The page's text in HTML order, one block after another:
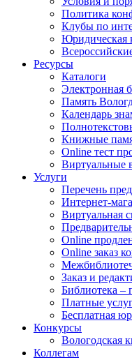
Политика
Клубы по
Юридическая
Ресурсы
Каталоги
Электронная
Память
Календарь
Книжные
Online тест
Виртуальные
Услуги
Перечень
Интернет-
Виртуальная
Online
Online заказ
Заказ и
Библиотека –
Платные
Бесплатная
Конкурсы
Вологодская
Коллегам